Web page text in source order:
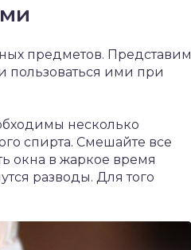
предметов. Представим
пользоваться ими при
несколько
спирта. Смешайте все
окна в жаркое время
разводы. Для того